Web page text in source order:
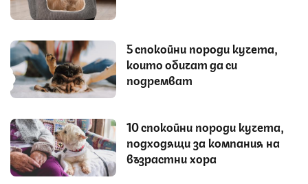
5 спокойни породи кучета,
които обичат да си
подремват
10 спокойни породи кучета,
подходящи за компания на
възрастни хора